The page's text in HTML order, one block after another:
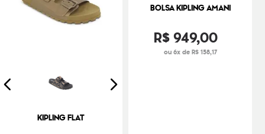
KIPLING FLAT
BOLSA KIPLING AMANI
R$949,00
ou 6x de R$ 158,17